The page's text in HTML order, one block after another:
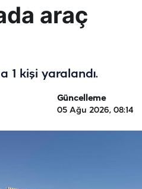
araç
1 kişi yaralandı.
Güncelleme
05 Ağu 2026, 08:14